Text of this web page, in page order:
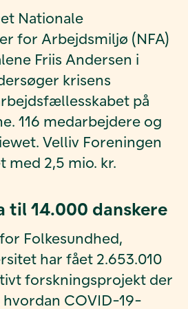
Nationale
for Arbejdsmiljø (NFA)
Friis Andersen i
krisens
på
116 medarbejdere og
Velliv Foreningen
2,5 mio. kr.
til 14.000 danskere
Folkesundhed,
har fået 2.653.010
forskningsprojekt der
hvordan COVID-19-